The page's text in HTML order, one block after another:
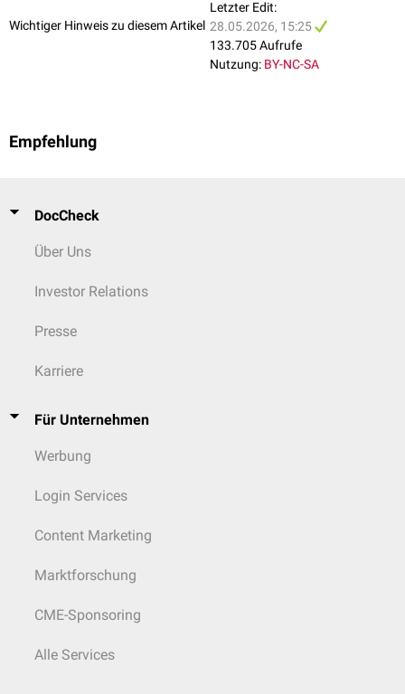
Wichtiger Hinweis zu diesem Artikel
Letzter Edit:
28.05.2026, 15:25
133.705 Aufrufe
Nutzung: BY-NC-SA
Empfehlung
DocCheck
Über Uns
Investor Relations
Presse
Karriere
Für Unternehmen
Werbung
Login Services
Content Marketing
Marktforschung
CME-Sponsoring
Alle Services